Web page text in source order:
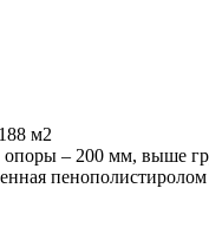
м2
– 200 мм, выше